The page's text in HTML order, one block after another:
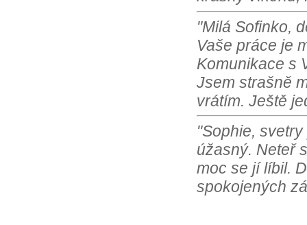
"Milá Sofinko,
Vaše práce je
Komunikace s
Jsem strašně
vrátím. Ještě
"Sophie,
úžasný. Neteř
moc se jí líbil.
spokojených